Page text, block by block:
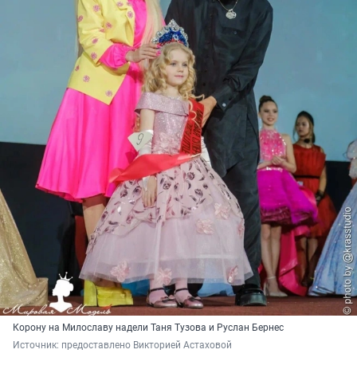
Корону на Милославу надели Таня Тузова и Руслан Бернес
Источник: предоставлено Викторией Астаховой